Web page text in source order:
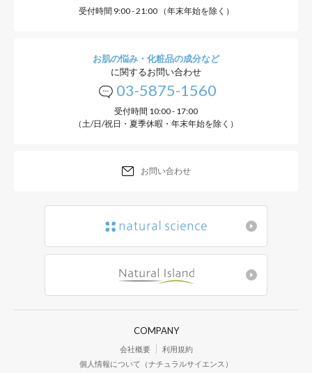
受付時間 9:00 - 21:00 （年末年始を除く）
お肌の悩み・化粧品の成分など
に関するお問い合わせ
03-5875-1560
受付時間 10:00 - 17:00
（土/日/祝日・夏季休暇・年末年始を除く）
お問い合わせ
COMPANY
会社概要
利用規約
個人情報について（ナチュラルサイエンス）